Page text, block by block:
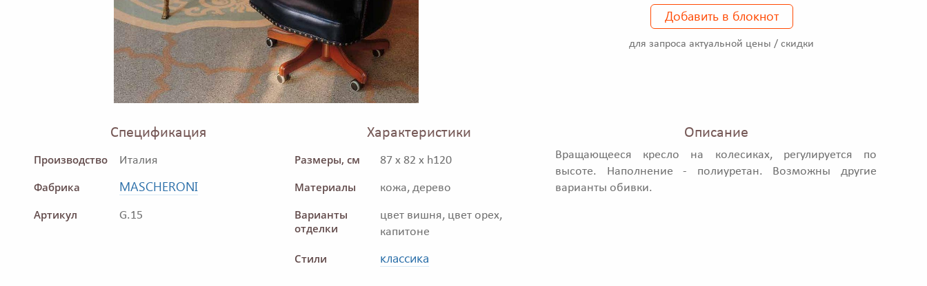
Добавить в блокнот
для запроса актуальной цены / скидки
Спецификация
Производство Италия
Фабрика MASCHERONI
Артикул G.15
Характеристики
Размеры, см 87 x 82 x h120
Материалы кожа, дерево
Варианты
отделки
цвет вишня, цвет орех,
капитоне
Стили классика
Описание
Вращающееся кресло на колесиках, регулируется по
высоте. Наполнение - полиуретан. Возможны другие
варианты обивки.